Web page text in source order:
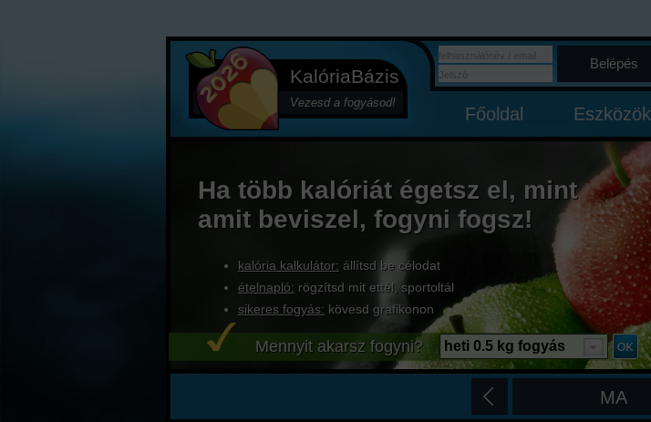
KalóriaBázis
Vezesd a fogyásod!
Belépés
Főoldal Eszközök
Ha több kalóriát égetsz el, mint
amit beviszel, fogyni fogsz!
kalória kalkulátor: állítsd be célodat
ételnapló: rögzítsd mit ettél, sportoltál
sikeres fogyás: kövesd grafikonon
Mennyit akarsz fogyni? heti 0.5 kg fogyás
MA